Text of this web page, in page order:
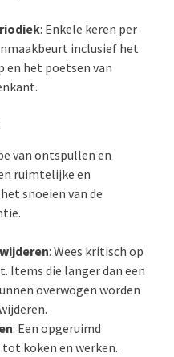
: Enkele keren per
inclusief het
het poetsen van
van ontspullen en
ruimtelijke en
snoeien van de
: Wees kritisch op
Items die langer dan een
overwogen worden
: Een opgeruimd
koken en werken.